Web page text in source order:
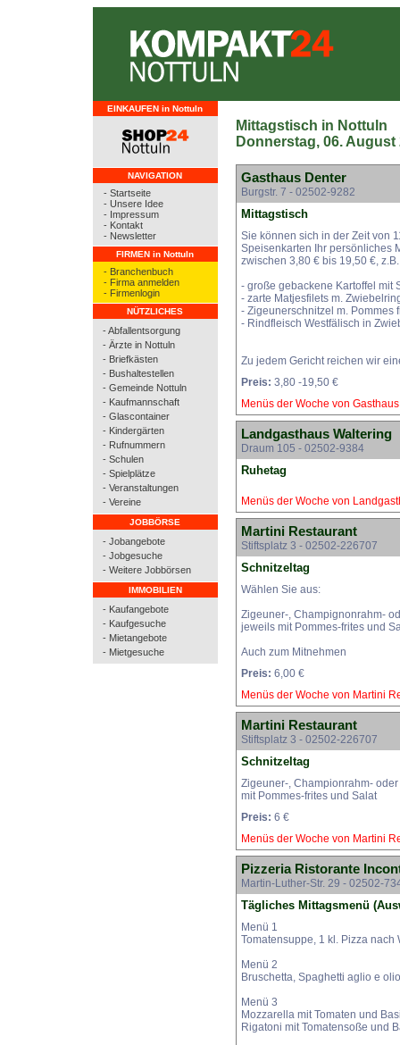
EINKAUFEN in Nottuln
NAVIGATION
- Startseite
- Unsere Idee
- Impressum
- Kontakt
- Newsletter
FIRMEN in Nottuln
- Branchenbuch
- Firma anmelden
- Firmenlogin
NÜTZLICHES
- Abfallentsorgung
- Ärzte in Nottuln
- Briefkästen
- Bushaltestellen
- Gemeinde Nottuln
- Kaufmannschaft
- Glascontainer
- Kindergärten
- Rufnummern
- Schulen
- Spielplätze
- Veranstaltungen
- Vereine
JOBBÖRSE
- Jobangebote
- Jobgesuche
- Weitere Jobbörsen
IMMOBILIEN
- Kaufangebote
- Kaufgesuche
- Mietangebote
- Mietgesuche
Mittagstisch in Nottuln
Donnerstag, 06. August
Gasthaus Denter
Burgstr. 7 - 02502-9282
Mittagstisch
Sie können sich in der Zeit von
Speisenkarten Ihr persönliches
zwischen 3,80 € bis 19,50 €, z.B.
- große gebackene Kartoffel mit
- zarte Matjesfilets m.
- Zigeunerschnitzel m. Pommes
- Rindfleisch Westfälisch in
Zu jedem Gericht reichen wir
Preis: 3,80 -19,50 €
Menüs der Woche von
Landgasthaus Waltering
Draum 105 - 02502-9384
Ruhetag
Menüs der Woche von
Martini Restaurant
Stiftsplatz 3 - 02502-226707
Schnitzeltag
Wählen Sie aus:
Zigeuner-, Champignonrahm-
jeweils mit Pommes-frites und
Auch zum Mitnehmen
Preis: 6,00 €
Menüs der Woche von Martini
Martini Restaurant
Stiftsplatz 3 - 02502-226707
Schnitzeltag
Zigeuner-, Championrahm-
mit Pommes-frites und Salat
Preis: 6 €
Menüs der Woche von Martini
Pizzeria Ristorante
Martin-Luther-Str. 29 - 02502-
Tägliches Mittagsmenü
Menü 1
Tomatensuppe, 1 kl. Pizza nach
Menü 2
Bruschetta, Spaghetti aglio e
Menü 3
Mozzarella mit Tomaten und
Rigatoni mit Tomatensoße und